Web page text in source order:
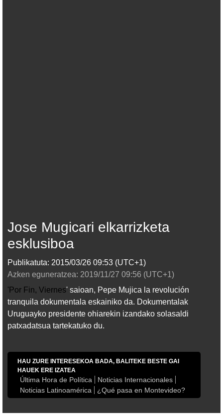
Jose Mugicari elkarrizketa
esklusiboa
Publikatuta: 2015/03/26 09:53 (UTC+1)
Azken eguneratzea: 2019/11/27 09:56 (UTC+1)
'Por Fin, Viernes' saioan, Pepe Mujica la revolución
tranquila dokumentala eskainiko da. Dokumentalak
Uruguayko presidente ohiarekin izandako solasaldi
patxadatsua tartekatuko du.
HAU ZURE INTERESEKOA BADA, BALITEKE BESTE GAI
HAUEK ERE IZATEA
Última Hora de Política
Noticias Internacionales
Noticias Latinoamérica
¿Qué pasa en Montevideo?